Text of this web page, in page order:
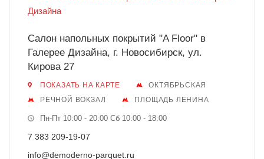
Салон напольных покрытий "A Floor" в
Галерее Дизайна, г. Новосибирск, ул.
Кирова 27
ПОКАЗАТЬ НА КАРТЕ
ОКТЯБРЬСКАЯ
РЕЧНОЙ ВОКЗАЛ
ПЛОЩАДЬ ЛЕНИНА
Пн-Пт 10:00 - 20:00 Сб 10:00 - 18:00
7 383 209-19-07
info@demoderno-parquet.ru